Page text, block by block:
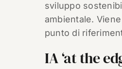
sviluppo
ambientale.
punto di
IA ‘at the